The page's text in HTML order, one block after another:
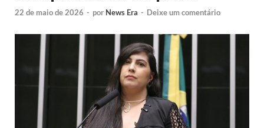
22 de maio de 2026 - por News Era - Deixe um comentário